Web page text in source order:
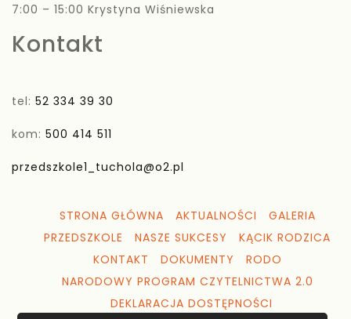
7:00 – 15:00 Krystyna Wiśniewska
Kontakt
tel: 52 334 39 30
kom: 500 414 511
przedszkole1_tuchola@o2.pl
STRONA GŁÓWNA AKTUALNOŚCI
GALERIA
PRZEDSZKOLE
NASZE SUKCESY
KĄCIK RODZICA
KONTAKT
DOKUMENTY
RODO
NARODOWY PROGRAM CZYTELNICTWA 2.0
DEKLARACJA DOSTĘPNOŚCI